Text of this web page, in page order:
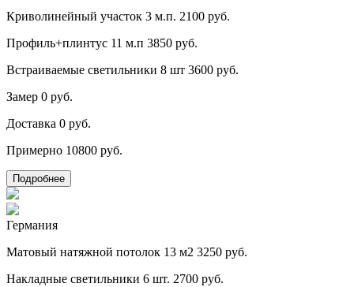
Криволинейный участок 3 м.п. 2100 руб.
Профиль+плинтус 11 м.п 3850 руб.
Встраиваемые светильники 8 шт 3600 руб.
Замер 0 руб.
Доставка 0 руб.
Примерно 10800 руб.
Подробнее
Германия
Матовый натяжной потолок 13 м2 3250 руб.
Накладные светильники 6 шт. 2700 руб.